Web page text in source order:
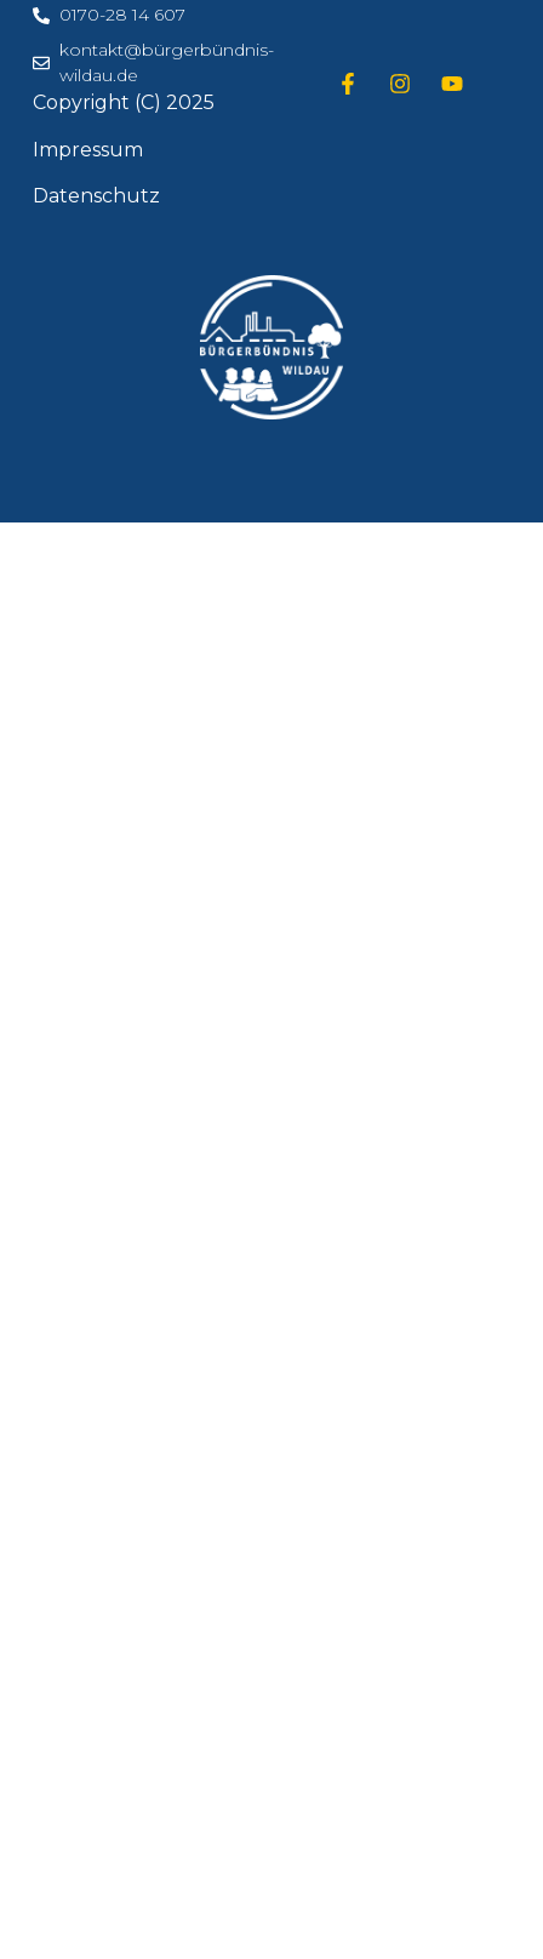
0170-28 14 607
kontakt@bürgerbündnis-
wildau.de
Copyright (C) 2025
Impressum
Datenschutz